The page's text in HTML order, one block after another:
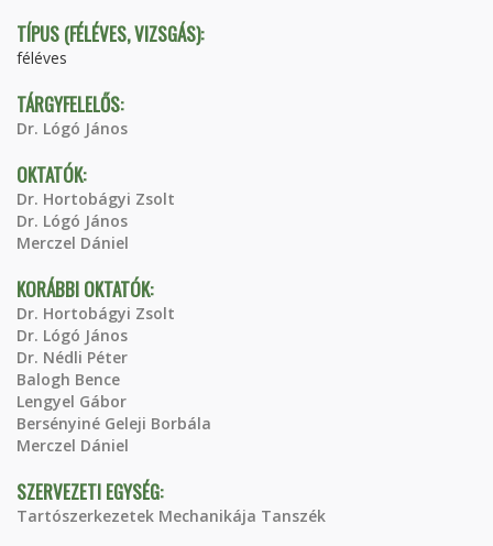
TÍPUS (FÉLÉVES, VIZSGÁS):
féléves
TÁRGYFELELŐS:
Dr. Lógó János
OKTATÓK:
Dr. Hortobágyi Zsolt
Dr. Lógó János
Merczel Dániel
KORÁBBI OKTATÓK:
Dr. Hortobágyi Zsolt
Dr. Lógó János
Dr. Nédli Péter
Balogh Bence
Lengyel Gábor
Bersényiné Geleji Borbála
Merczel Dániel
SZERVEZETI EGYSÉG:
Tartószerkezetek Mechanikája Tanszék